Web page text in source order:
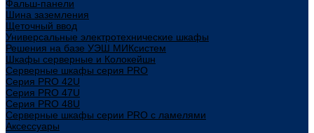
Фальш-панели
Шина заземления
Щеточный ввод
Универсальные электротехнические шкафы
Решения на базе УЭШ МИКсистем
Шкафы серверные и Колокейшн
Серверные шкафы серия PRO
Серия PRO 42U
Серия PRO 47U
Серия PRO 48U
Серверные шкафы серии PRO с ламелями
Аксессуары